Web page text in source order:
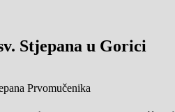
Stjepana u Gorici
Prvomučenika